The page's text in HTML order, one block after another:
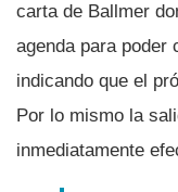
carta de Ballmer
agenda para poder
indicando que el
Por lo mismo la
inmediatamente